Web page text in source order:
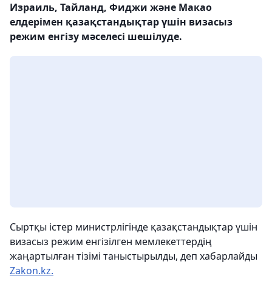
Израиль, Тайланд, Фиджи және Макао
елдерімен қазақстандықтар үшін визасыз
режим енгізу мәселесі шешілуде.
Сыртқы істер министрлігінде қазақстандықтар үшін
визасыз режим енгізілген мемлекеттердің
жаңартылған тізімі таныстырылды, деп хабарлайды
Zakon.kz.